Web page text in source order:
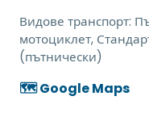
Видове транспорт:
мотоциклет,
(пътнически)
🗺️ Google Maps